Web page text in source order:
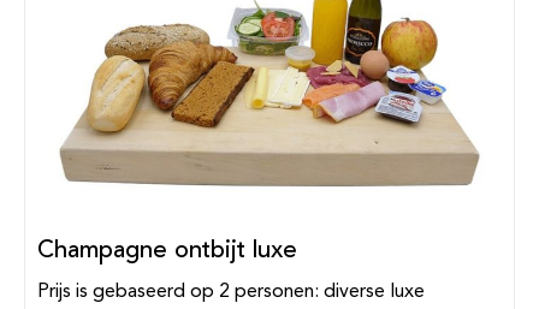
Champagne ontbijt luxe
Prijs is gebaseerd op 2 personen: diverse luxe